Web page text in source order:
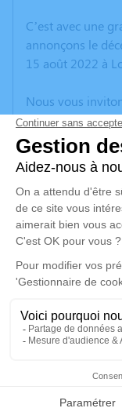
Faire-part
C’est avec une
annonçons le
15 août 2022 à
Nous vous
vos
anecdote ou
poèmes ou des
d'expression
MONIN.
Un service de
disponible ici.
Cérémonie
Cimetière
01360